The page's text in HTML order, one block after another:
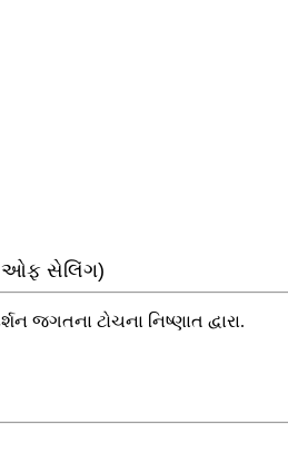
ઓફ સેલિંગ)
જગતના ટોચના નિષ્ણાત દ્વારા.